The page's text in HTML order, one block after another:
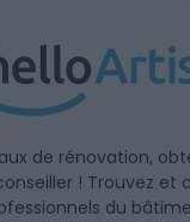
de rénovation,
! Trouvez et
du